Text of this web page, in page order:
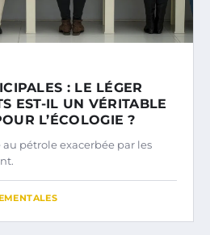
: LE LÉGER
EST-IL UN VÉRITABLE
L’ÉCOLOGIE ?
pétrole exacerbée par les